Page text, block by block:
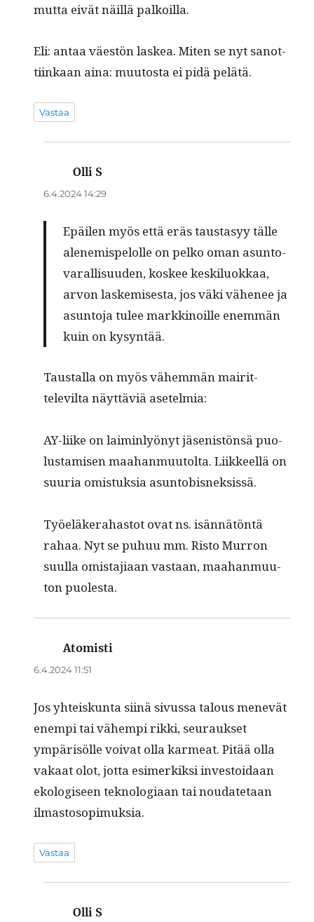
mut­ta eivät näil­lä palkoilla.
Eli: antaa väestön laskea. Miten se nyt san­ot­
ti­inkaan aina: muu­tos­ta ei pidä pelätä.
Vastaa
Olli S
6.4.2024 14:29
Epäilen myös että eräs taus­ta­syy tälle
alen­e­mis­pelolle on pelko oman asun­to­
var­al­lisu­u­den, kos­kee keskilu­okkaa,
arvon laskemis­es­ta, jos väki vähe­nee ja
asun­to­ja tulee markki­noille enem­män
kuin on kysyntää.
Taustal­la on myös vähem­män mairit­
televil­ta näyt­täviä asetelmia:
AY-liike on laimin­lyönyt jäsenistön­sä puo­
lus­tamisen maa­han­muu­tol­ta. Liik­keel­lä on
suuria omis­tuk­sia asuntobisneksissä.
Työeläk­er­a­has­tot ovat ns. isän­nätön­tä
rahaa. Nyt se puhuu mm. Ris­to Mur­ron
suul­la omis­ta­ji­aan vas­taan, maa­han­muu­
ton puolesta.
Atomisti
6.4.2024 11:51
Jos yhteiskun­ta siinä sivus­sa talous menevät
enem­pi tai vähempi rik­ki, seu­rauk­set
ympärisölle voivat olla karmeat. Pitää olla
vakaat olot, jot­ta esimerkik­si investoidaan
ekol­o­giseen teknolo­giaan tai nou­date­taan
ilmastosopimuksia.
Vastaa
Olli S